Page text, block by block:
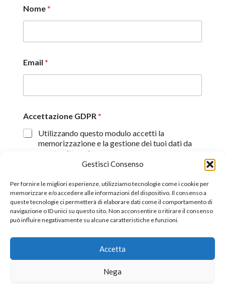
Gestisci Consenso
Per fornire le migliori esperienze, utilizziamo tecnologie come i cookie per
memorizzare e/o accedere alle informazioni del dispositivo. Il consenso a
queste tecnologie ci permetterà di elaborare dati come il comportamento di
navigazione o ID unici su questo sito. Non acconsentire o ritirare il consenso
può influire negativamente su alcune caratteristiche e funzioni.
Accetta
Nega
Nome*
Email *
Accettazione GDPR*
Utilizzando questo modulo accetti la
memorizzazione e la gestione dei tuoi dati da
questo sito web.
Proseguendo, dichiaro di aver preso visione
Invia
©2026 All Rights Reserverd.
Nazionale dei Giornalisti tessera n° 170656